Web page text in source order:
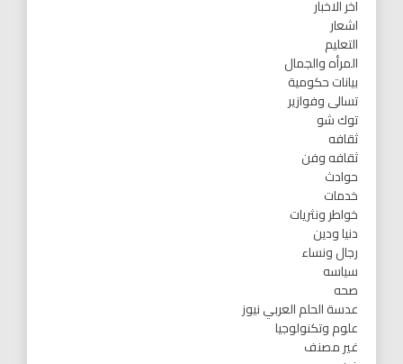
اخر الاخبار
اشعار
التعليم
المرأه والجمال
بيانات حكومية
تسالى وفوازير
توك شو
ثقافه
ثقافه وفن
حوادث
خدمات
خواطر ونثريات
دنيا ودين
رجال ونساء
سياسه
صحه
عدسة الحلم العربي نيوز
علوم وتكنولوجيا
غير مصنف